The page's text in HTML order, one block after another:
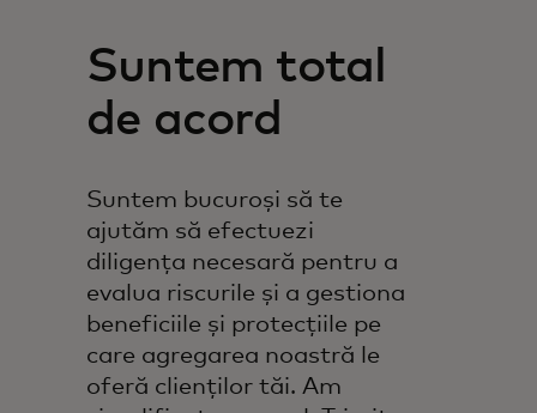
Suntem total
de acord
Suntem bucuroși să te
ajutăm să efectuezi
diligența necesară pentru a
evalua riscurile și a gestiona
beneficiile și protecțiile pe
care agregarea noastră le
oferă clienților tăi. Am